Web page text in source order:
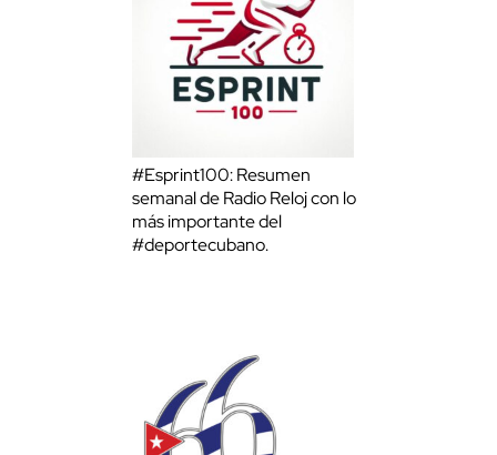
#Esprint100: Resumen
semanal de Radio Reloj con lo
más importante del
#deportecubano.